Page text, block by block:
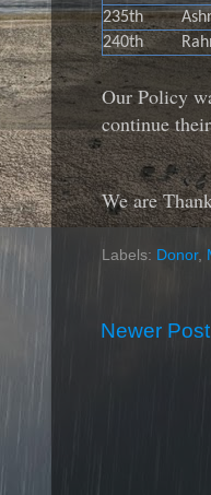
235th
240th
Our Policy
continue
We are
Labels: Donor,
Newer Post